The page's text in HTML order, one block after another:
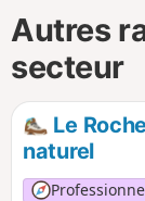
Autres
secteur
Le
naturel